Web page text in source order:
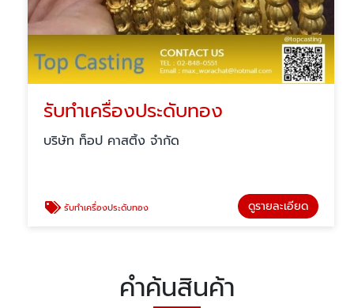
รับทำเครื่องประดับทอง
บริษัท ท็อป คาสติ้ง จำกัด
รับทำเครื่องประดับทอง ดูรายละเอียด
คำค้นสินค้า